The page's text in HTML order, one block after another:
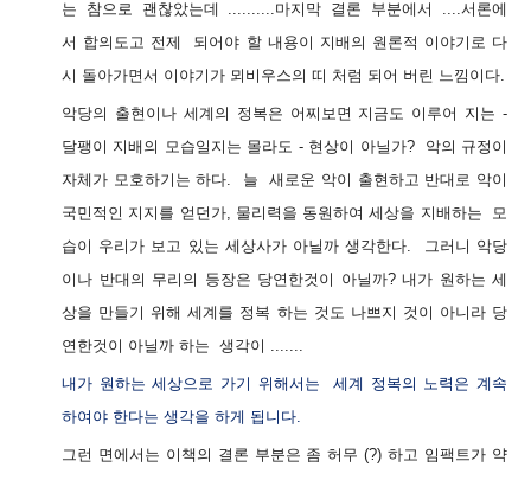
는 참으로 괜찮았는데 ..........마지막 결론 부분에서 ....서론에
서 합의도고 전제 되어야 할 내용이 지배의 원론적 이야기로 다
시 돌아가면서 이야기가 뫼비우스의 띠 처럼 되어 버린 느낌이다.
악당의 출현이나 세계의 정복은 어찌보면 지금도 이루어 지는 -
달팽이 지배의 모습일지는 몰라도 - 현상이 아닐가? 악의 규정이
자체가 모호하기는 하다. 늘 새로운 악이 출현하고 반대로 악이
국민적인 지지를 얻던가, 물리력을 동원하여 세상을 지배하는 모
습이 우리가 보고 있는 세상사가 아닐까 생각한다. 그러니 악당
이나 반대의 무리의 등장은 당연한것이 아닐까? 내가 원하는 세
상을 만들기 위해 세계를 정복 하는 것도 나쁘지 것이 아니라 당
연한것이 아닐까 하는 생각이 .......
내가 원하는 세상으로 가기 위해서는 세계 정복의 노력은 계속
하여야 한다는 생각을 하게 됩니다.
그런 면에서는 이책의 결론 부분은 좀 허무 (?) 하고 임팩트가 약